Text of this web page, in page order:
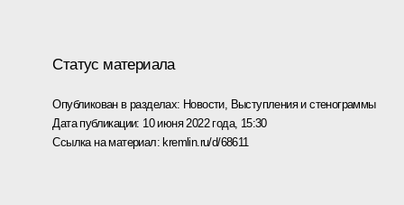
Статус материала
Опубликован в разделах: Новости, Выступления и стенограммы
Дата публикации: 10 июня 2022 года, 15:30
Ссылка на материал: kremlin.ru/d/68611